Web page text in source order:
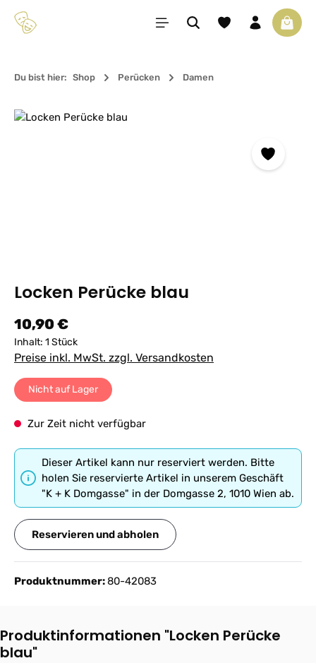
Zum Hauptinhalt springen Du hast 0 Produkte
Du bist hier: Shop Perücken Damen
Bildergalerie überspringen
Locken Perücke blau
Regulärer Preis:
10,90 €
Inhalt: 1 Stück
Preise inkl. MwSt. zzgl. Versandkosten
Nicht auf Lager
Zur Zeit nicht verfügbar
Dieser Artikel kann nur reserviert werden. Bitte
holen Sie reservierte Artikel in unserem Geschäft
"K + K Domgasse" in der Domgasse 2, 1010 Wien ab.
Reservieren und abholen
Produktnummer:80-42083
Produktinformationen "Locken Perücke
blau"